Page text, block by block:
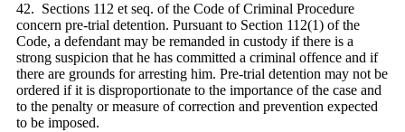
42. Sections 112 et seq. of the Code of Criminal Procedure
concern pre‑trial detention. Pursuant to Section 112(1) of the
Code, a defendant may be remanded in custody if there is a
strong suspicion that he has committed a criminal offence and if
there are grounds for arresting him. Pre-trial detention may not be
ordered if it is disproportionate to the importance of the case and
to the penalty or measure of correction and prevention expected
to be imposed.